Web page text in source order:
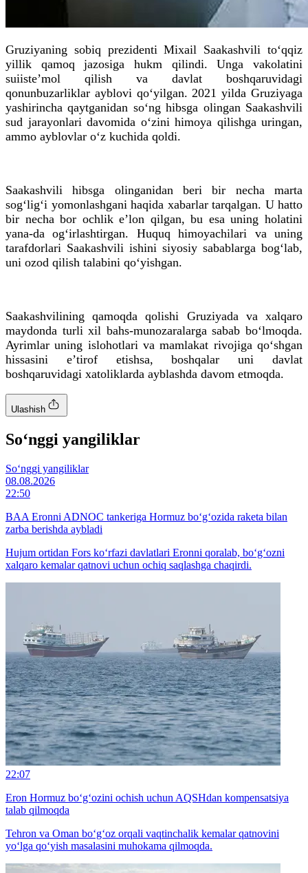
Gruziyaning sobiq prezidenti Mixail Saakashvili to‘qqiz
yillik qamoq jazosiga hukm qilindi. Unga vakolatini
suiisteʼmol qilish va davlat boshqaruvidagi
qonunbuzarliklar ayblovi qo‘yilgan. 2021 yilda Gruziyaga
yashirincha qaytganidan so‘ng hibsga olingan Saakashvili
sud jarayonlari davomida o‘zini himoya qilishga uringan,
ammo ayblovlar o‘z kuchida qoldi.
Saakashvili hibsga olinganidan beri bir necha marta
sog‘lig‘i yomonlashgani haqida xabarlar tarqalgan. U hatto
bir necha bor ochlik eʼlon qilgan, bu esa uning holatini
yana-da og‘irlashtirgan. Huquq himoyachilari va uning
tarafdorlari Saakashvili ishini siyosiy sabablarga bog‘lab,
uni ozod qilish talabini qo‘yishgan.
Saakashvilining qamoqda qolishi Gruziyada va xalqaro
maydonda turli xil bahs-munozaralarga sabab bo‘lmoqda.
Ayrimlar uning islohotlari va mamlakat rivojiga qo‘shgan
hissasini eʼtirof etishsa, boshqalar uni davlat
boshqaruvidagi xatoliklarda ayblashda davom etmoqda.
Ulashish
So‘nggi yangiliklar
So‘nggi yangiliklar
08.08.2026
22:50
BAA Eronni ADNOC tankeriga Hormuz bo‘g‘ozida raketa bilan
zarba berishda aybladi
Hujum ortidan Fors ko‘rfazi davlatlari Eronni qoralab, bo‘g‘ozni
xalqaro kemalar qatnovi uchun ochiq saqlashga chaqirdi.
22:07
Eron Hormuz bo‘g‘ozini ochish uchun AQSHdan kompensatsiya
talab qilmoqda
Tehron va Oman bo‘g‘oz orqali vaqtinchalik kemalar qatnovini
yo‘lga qo‘yish masalasini muhokama qilmoqda.